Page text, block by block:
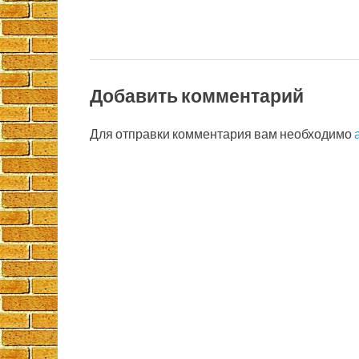
Добавить комментарий
Для отправки комментария вам необходимо